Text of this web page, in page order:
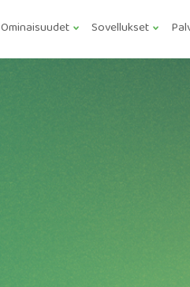
Ominaisuudet Sovellukset